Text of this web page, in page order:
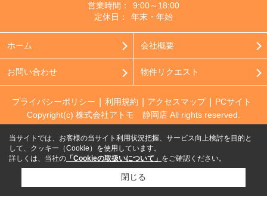
営業時間：
9:00～18:00
定休日：
年末・年始
ホーム 会社概要
お問い合わせ 物件リクエスト
プライバシーポリシー 利用規約 アクセスマップ
PCサイト
Copyright(c) 株式会社アトモ 静岡店 All rights reserved.
当サイトでは、お客様の当サイト利用状況把握、サービス向上検討を目的と
して、クッキー（Cookie）を使用しています。
詳しくは、当社の 「Cookieの取扱いについて」 をご確認ください。
閉じる